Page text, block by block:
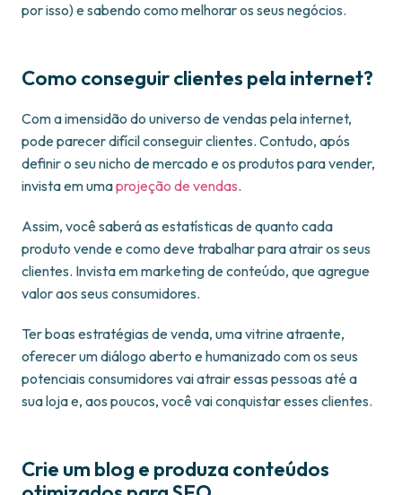
por isso) e sabendo como melhorar os seus negócios.
Como conseguir clientes pela internet?
Com a imensidão do universo de vendas pela internet,
pode parecer difícil conseguir clientes. Contudo, após
definir o seu nicho de mercado e os produtos para vender,
invista em umaprojeção de vendas.
Assim, você saberá as estatísticas de quanto cada
produto vende e como deve trabalhar para atrair os seus
clientes. Invista em marketing de conteúdo, que agregue
valor aos seus consumidores.
Ter boas estratégias de venda, uma vitrine atraente,
oferecer um diálogo aberto e humanizado com os seus
potenciais consumidores vai atrair essas pessoas até a
sua loja e, aos poucos, você vai conquistar esses clientes.
Crie um blog e produza conteúdos